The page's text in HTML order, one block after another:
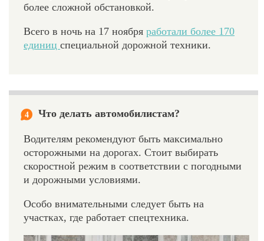
более сложной обстановкой.
Всего в ночь на 17 ноября работали более 170
единиц специальной дорожной техники.
4 Что делать автомобилистам?
Водителям рекомендуют быть максимально
осторожными на дорогах. Стоит выбирать
скоростной режим в соответствии с погодными
и дорожными условиями.
Особо внимательными следует быть на
участках, где работает спецтехника.